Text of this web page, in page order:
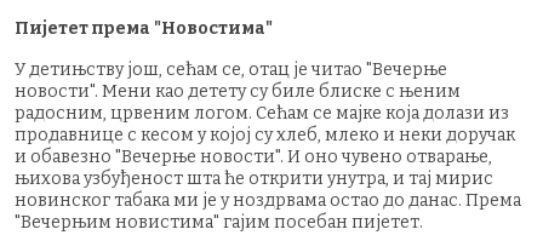
Пијетет према "Новостима"
У детињству још, сећам се, отац је читао "Вечерње
новости". Мени као детету су биле блиске с њеним
радосним, црвеним логом. Сећам се мајке која долази из
продавнице с кесом у којој су хлеб, млеко и неки доручак
и обавезно "Вечерње новости". И оно чувено отварање,
њихова узбуђеност шта ће открити унутра, и тај мирис
новинског табака ми је у ноздрвама остао до данас. Према
"Вечерњим новистима" гајим посебан пијетет.